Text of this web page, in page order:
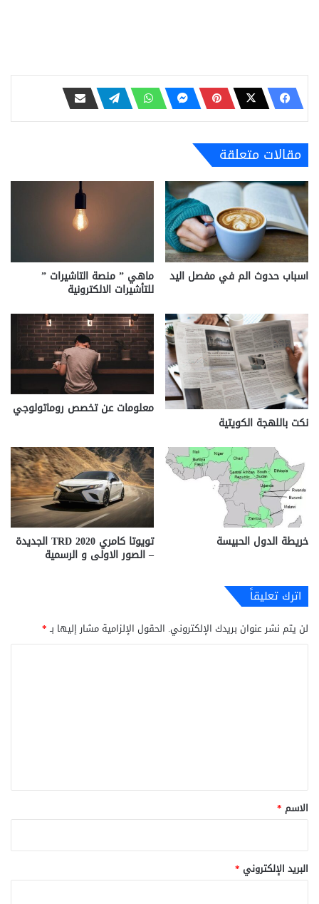
مقالات متعلقة
اسباب حدوث الم في مفصل اليد ماهي ” منصة التاشيرات ”
للتأشيرات الالكترونية
نكت باللهجة الكويتية
معلومات عن تخصص روماتولوجي
خريطة الدول الحبيسة تويوتا كامري 2020 TRD الجديدة
– الصور الاولى و الرسمية
اترك تعليقاً
لن يتم نشر عنوان بريدك الإلكتروني. الحقول الإلزامية مشار إليها بـ*
*
الاسم *
البريد الإلكتروني *